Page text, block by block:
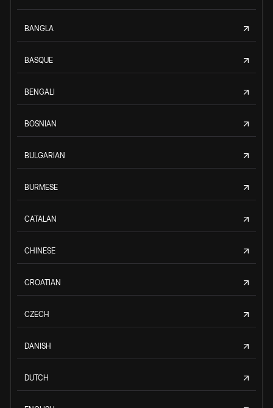
BANGLA
BASQUE
BENGALI
BOSNIAN
BULGARIAN
BURMESE
CATALAN
CHINESE
CROATIAN
CZECH
DANISH
DUTCH